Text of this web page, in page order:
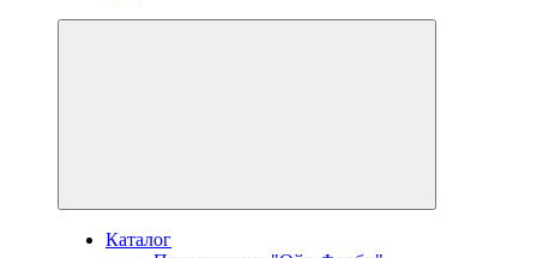
Каталог